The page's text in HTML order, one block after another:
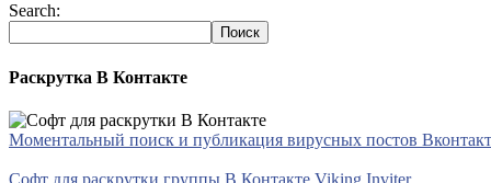
Search:
Раскрутка В Контакте
Моментальный поиск и публикация вирусных постов
Софт для раскрутки группы В Контакте Viking Inviter